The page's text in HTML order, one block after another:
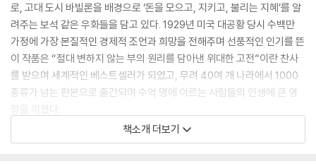
로, 고대 도시 바빌론을 배경으로 ‘돈을 모으고, 지키고, 불리는 지혜’를 알
려주는 보석 같은 우화들을 담고 있다. 1929년 미국 대공황 당시 수백만
가정에 가장 본질적인 경제적 조언과 희망을 전해주며 선풍적인 인기를 뜬
이 작품은 “절대 변하지 않는 부의 원리를 담아낸 위대한 고전”이란 찬사
를 받으며 세계적인 베스트셀러가 되었고, 무려 40여 개 나라에서 1000
종류가 넘는 판본으로 출간되며 수억 명에 이르는 사람들의 인생에 큰 영
향을 끼쳤다.
매혹적인 이야기와 유익한 교양이 함께 펼쳐지는 여정이 여러분을 ‘지혜롭
책소개 더보기